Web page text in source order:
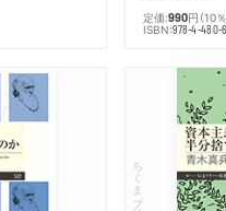
定価:990円 （10
ISBN:978-4-480-
ちくまプリマー新書